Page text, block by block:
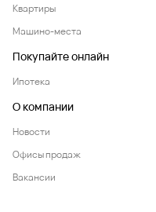
Покупайте онлайн
О компании
Офисы продаж
Вакансии
Любая информация, представленная